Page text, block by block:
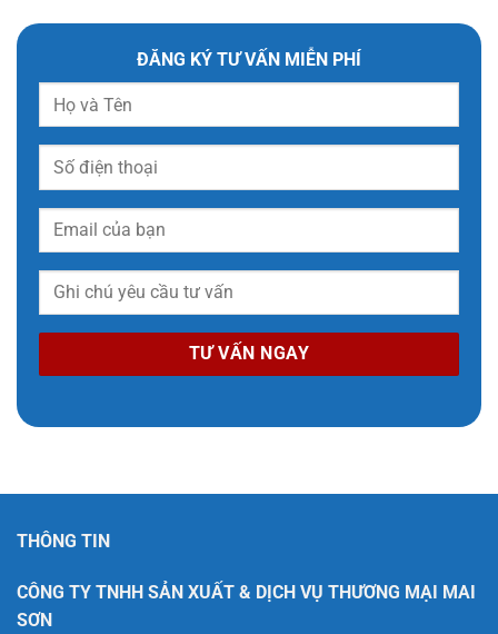
ĐĂNG KÝ TƯ VẤN MIỄN PHÍ
THÔNG TIN
CÔNG TY TNHH SẢN XUẤT & DỊCH VỤ THƯƠNG MẠI MAI
SƠN